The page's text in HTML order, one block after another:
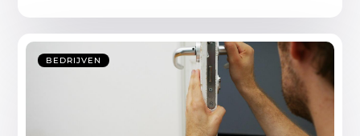
BEDRIJVEN